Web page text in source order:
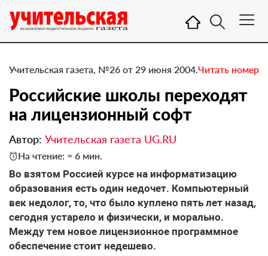
Учительская газета, №26 от 29 июня 2004.Читать номер
Российские школы переходят
на лицензионный софт
Автор: Учительская газета UG.RU
На чтение: ≈ 6 мин.
Во взятом Россией курсе на информатизацию
образования есть один недочет. Компьютерный
век недолог, то, что было куплено пять лет назад,
сегодня устарело и физически, и морально.
Между тем новое лицензионное программное
обеспечение стоит недешево.